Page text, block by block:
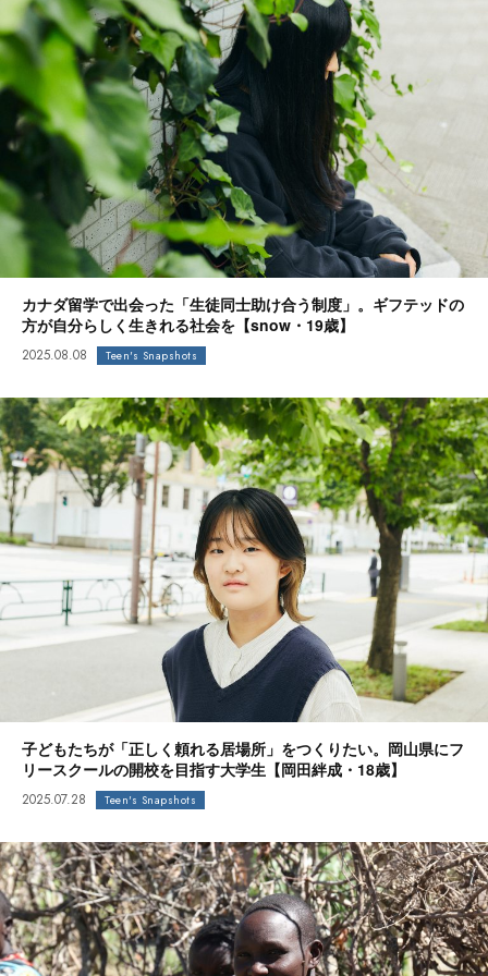
カナダ留学で出会った「生徒同士助け合う制度」。ギフテッドの
方が自分らしく生きれる社会を【snow・19歳】
2025.08.08 Teen's Snapshots
子どもたちが「正しく頼れる居場所」をつくりたい。岡山県にフ
リースクールの開校を目指す大学生【岡田絆成・18歳】
2025.07.28 Teen's Snapshots